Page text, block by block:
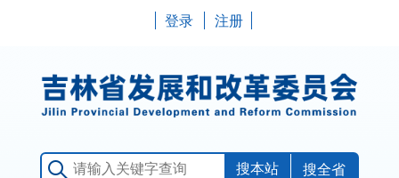
登录 注册
搜全省